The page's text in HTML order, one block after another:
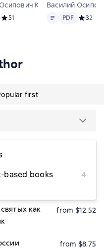
0 оценок
Ключевский
Средний рейтинг 5 на основе 1
51
Василий
Text PDF
PDF 32
first
based books
4
о
from $13.62
как
from $12.52
from $8.75